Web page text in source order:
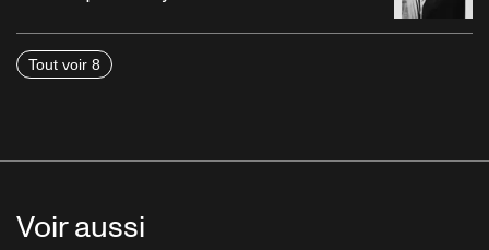
Tout voir 8
Voir aussi